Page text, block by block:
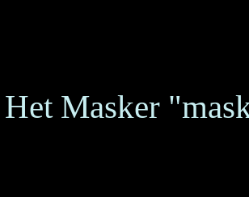
Het Masker